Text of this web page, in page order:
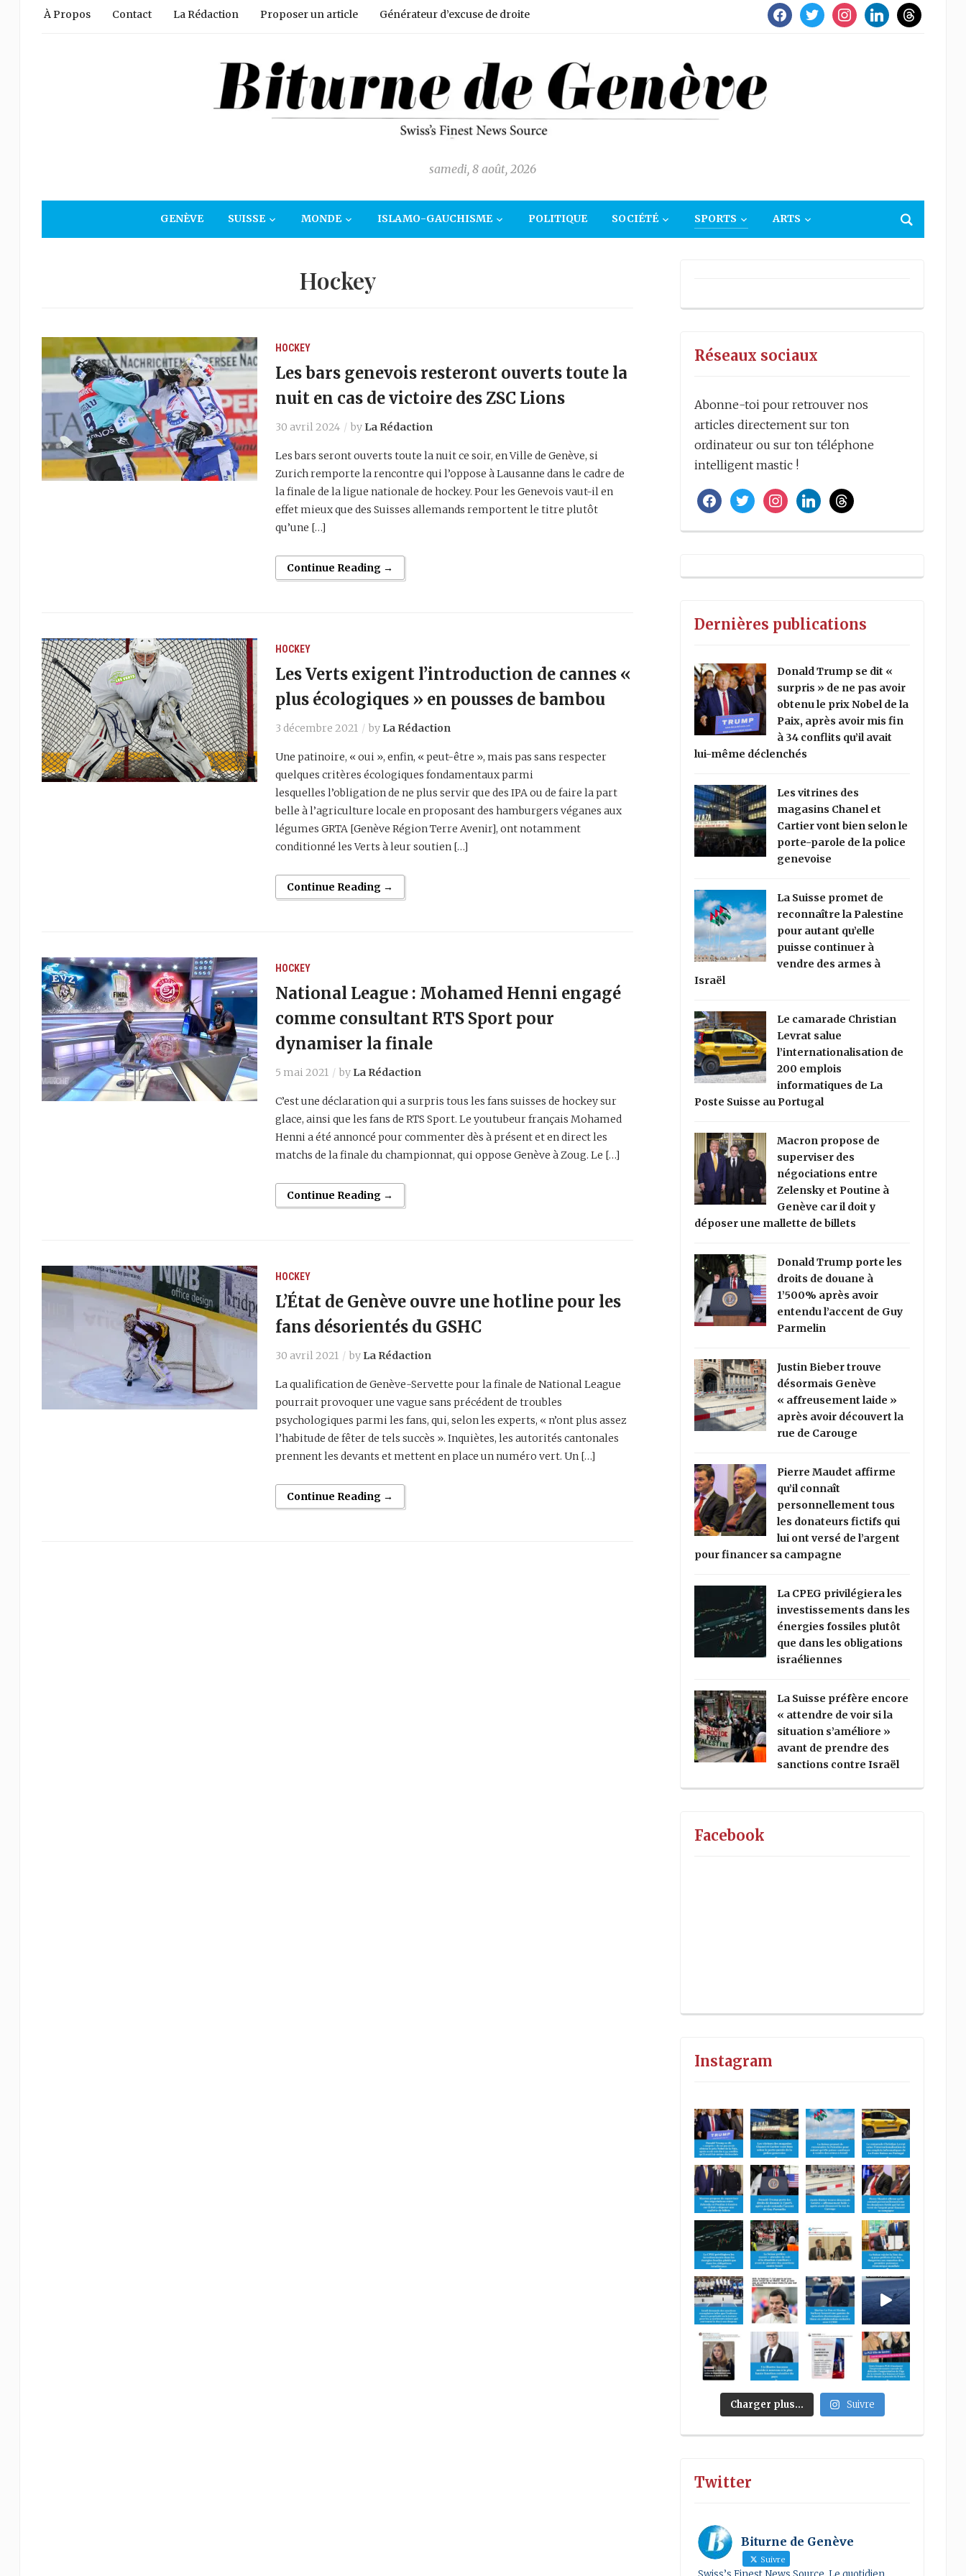
facebooktwitterinstagramlinkedinthreads
À Propos Contact La Rédaction Proposer un article Générateur d’excuse de droite
samedi, 8 août, 2026
GENÈVE SUISSE MONDE ISLAMO-GAUCHISME POLITIQUE SOCIÉTÉ SPORTS ARTS
Hockey
HOCKEY
Les bars genevois resteront ouverts toute la
nuit en cas de victoire des ZSC Lions
30 avril 2024 by La Rédaction
Les bars seront ouverts toute la nuit ce soir, en Ville de Genève, si
Zurich remporte la rencontre qui l’oppose à Lausanne dans le cadre de
la finale de la ligue nationale de hockey. Pour les Genevois vaut-il en
effet mieux que des Suisses allemands remportent le titre plutôt
qu’une […]
Continue Reading →
HOCKEY
Les Verts exigent l’introduction de cannes «
plus écologiques » en pousses de bambou
3 décembre 2021 by La Rédaction
Une patinoire, « oui », enfin, « peut-être », mais pas sans respecter
quelques critères écologiques fondamentaux parmi
lesquelles l’obligation de ne plus servir que des IPA ou de faire la part
belle à l’agriculture locale en proposant des hamburgers véganes aux
légumes GRTA [Genève Région Terre Avenir], ont notamment
conditionné les Verts à leur soutien […]
Continue Reading →
HOCKEY
National League : Mohamed Henni engagé
comme consultant RTS Sport pour
dynamiser la finale
5 mai 2021 by La Rédaction
C’est une déclaration qui a surpris tous les fans suisses de hockey sur
glace, ainsi que les fans de RTS Sport. Le youtubeur français Mohamed
Henni a été annoncé pour commenter dès à présent et en direct les
matchs de la finale du championnat, qui oppose Genève à Zoug. Le […]
Continue Reading →
HOCKEY
L’État de Genève ouvre une hotline pour les
fans désorientés du GSHC
30 avril 2021 by La Rédaction
La qualification de Genève-Servette pour la finale de National League
pourrait provoquer une vague sans précédent de troubles
psychologiques parmi les fans, qui, selon les experts, « n’ont plus assez
l’habitude de fêter de tels succès ». Inquiètes, les autorités cantonales
prennent les devants et mettent en place un numéro vert. Un […]
Continue Reading →
Réseaux sociaux
Abonne-toi pour retrouver nos
articles directement sur ton
ordinateur ou sur ton téléphone
intelligent mastic !
facebooktwitterinstagramlinkedinthreads
Dernières publications
Donald Trump se dit «
surpris » de ne pas avoir
obtenu le prix Nobel de la
Paix, après avoir mis fin
à 34 conflits qu’il avait
lui-même déclenchés
Les vitrines des
magasins Chanel et
Cartier vont bien selon le
porte-parole de la police
genevoise
La Suisse promet de
reconnaître la Palestine
pour autant qu’elle
puisse continuer à
vendre des armes à
Israël
Le camarade Christian
Levrat salue
l’internationalisation de
200 emplois
informatiques de La
Poste Suisse au Portugal
Macron propose de
superviser des
négociations entre
Zelensky et Poutine à
Genève car il doit y
déposer une mallette de billets
Donald Trump porte les
droits de douane à
1’500% après avoir
entendu l’accent de Guy
Parmelin
Justin Bieber trouve
désormais Genève
« affreusement laide »
après avoir découvert la
rue de Carouge
Pierre Maudet affirme
qu’il connaît
personnellement tous
les donateurs fictifs qui
lui ont versé de l’argent
pour financer sa campagne
La CPEG privilégiera les
investissements dans les
énergies fossiles plutôt
que dans les obligations
israéliennes
La Suisse préfère encore
« attendre de voir si la
situation s’améliore »
avant de prendre des
sanctions contre Israël
Facebook
Instagram
Charger plus… Suivre
Twitter
Biturne de Genève
Suivre